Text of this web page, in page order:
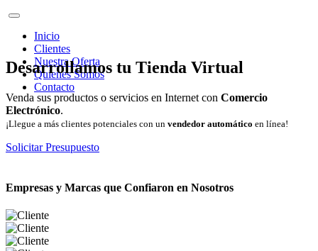
Inicio
Clientes
Nuestra Oferta
Quienes Somos
Contacto
Desarrollamos tu Tienda Virtual
Venda sus productos o servicios en Internet con Comercio
Electrónico.
¡Llegue a más clientes potenciales con un vendedor automático en línea!
Solicitar Presupuesto
Empresas y Marcas que Confiaron en Nosotros